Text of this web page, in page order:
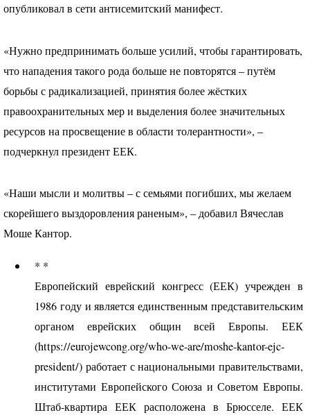
опубликовал в сети антисемитский манифест.
«Нужно предпринимать больше усилий, чтобы гарантировать,
что нападения такого рода больше не повторятся – путём
борьбы с радикализацией, принятия более жёстких
правоохранительных мер и выделения более значительных
ресурсов на просвещение в области толерантности», –
подчеркнул президентЕЕК.
«Наши мысли и молитвы – с семьями погибших, мы желаем
скорейшего выздоровления раненым», – добавил Вячеслав
Моше Кантор.
* *
Европейский еврейский конгресс (ЕЕК) учрежден в
1986 году и является единственным представительским
органом еврейских общин всей Европы. ЕЕК
(https://eurojewcong.org/who-we-are/moshe-kantor-ejc-
president/) работает с национальными правительствами,
институтами Европейского Союза и Советом Европы.
Штаб-квартира ЕЕК расположена в Брюсселе. ЕЕК